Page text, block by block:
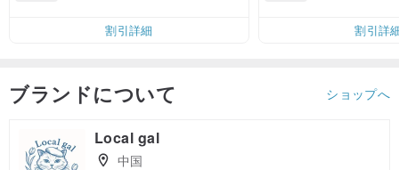
割引詳細
割引詳
ブランドについて ショップへ
Local gal
中国